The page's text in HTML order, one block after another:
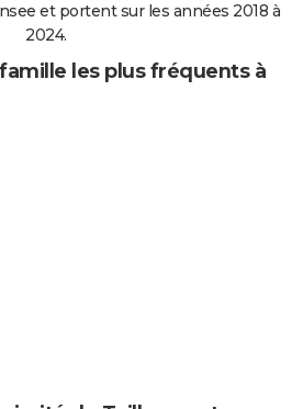
et portent sur les années 2018 à
2024.
les plus fréquents à